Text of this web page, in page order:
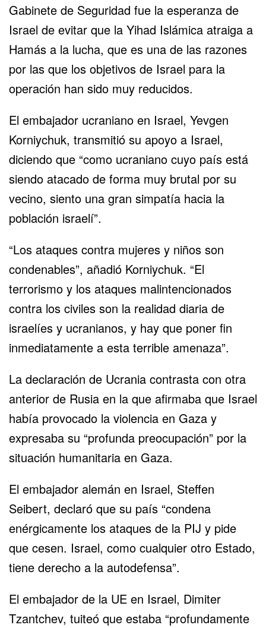
Gabinete de Seguridad fue la esperanza de
Israel de evitar que la Yihad Islámica atraiga a
Hamás a la lucha, que es una de las razones
por las que los objetivos de Israel para la
operación han sido muy reducidos.
El embajador ucraniano en Israel, Yevgen
Korniychuk, transmitió su apoyo a Israel,
diciendo que “como ucraniano cuyo país está
siendo atacado de forma muy brutal por su
vecino, siento una gran simpatía hacia la
población israelí”.
“Los ataques contra mujeres y niños son
condenables”, añadió Korniychuk. “El
terrorismo y los ataques malintencionados
contra los civiles son la realidad diaria de
israelíes y ucranianos, y hay que poner fin
inmediatamente a esta terrible amenaza”.
La declaración de Ucrania contrasta con otra
anterior de Rusia en la que afirmaba que Israel
había provocado la violencia en Gaza y
expresaba su “profunda preocupación” por la
situación humanitaria en Gaza.
El embajador alemán en Israel, Steffen
Seibert, declaró que su país “condena
enérgicamente los ataques de la PIJ y pide
que cesen. Israel, como cualquier otro Estado,
tiene derecho a la autodefensa”.
El embajador de la UE en Israel, Dimiter
Tzantchev, tuiteó que estaba “profundamente